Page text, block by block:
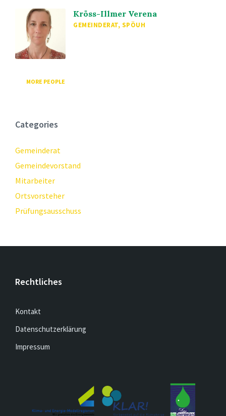
Kröss-Illmer Verena
GEMEINDERAT, SPÖUH
MORE PEOPLE
Categories
Gemeinderat
Gemeindevorstand
Mitarbeiter
Ortsvorsteher
Prüfungsausschuss
Rechtliches
Kontakt
Datenschutzerklärung
Impressum